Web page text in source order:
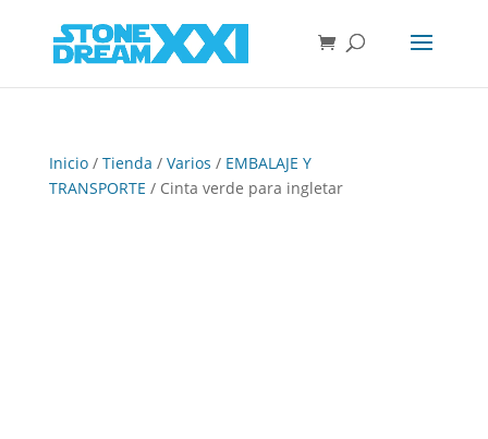
Inicio/ Tienda / Varios / EMBALAJE Y
TRANSPORTE / Cinta verde para ingletar